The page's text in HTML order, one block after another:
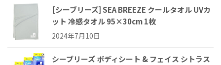
[シーブリーズ] SEA BREEZE クールタオル UVカ
ット 冷感タオル 95×30cm 1枚
2024年7月10日
シーブリーズ ボディシート & フェイス シトラス